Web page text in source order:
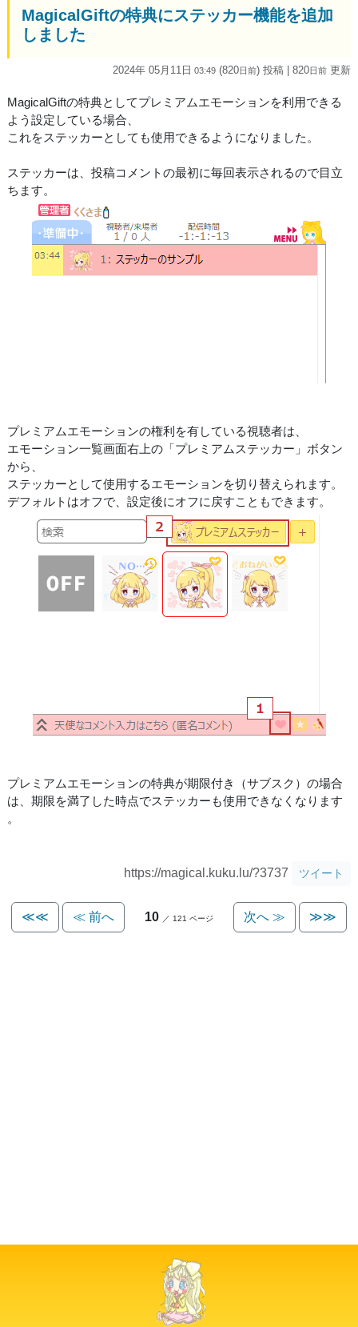
MagicalGiftの特典にステッカー機能を追加
しました
2024年 05月11日 03:49 (820日前) 投稿 | 820日前 更新
MagicalGiftの特典としてプレミアムエモーションを利用できる
よう設定している場合、
これをステッカーとしても使用できるようになりました。
ステッカーは、投稿コメントの最初に毎回表示されるので目立
ちます。
プレミアムエモーションの権利を有している視聴者は、
エモーション一覧画面右上の「プレミアムステッカー」ボタン
から、
ステッカーとして使用するエモーションを切り替えられます。
デフォルトはオフで、設定後にオフに戻すこともできます。
プレミアムエモーションの特典が期限付き（サブスク）の場合
は、期限を満了した時点でステッカーも使用できなくなります
。
https://magical.kuku.lu/?3737 ツイート
≪≪ ≪ 前へ 10 ／ 121 ページ 次へ ≫ ≫≫